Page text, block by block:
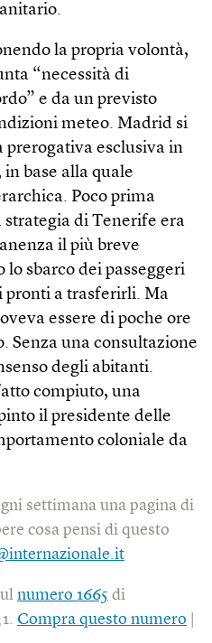
la propria volontà,
“necessità di
e da un previsto
meteo. Madrid si
prerogativa esclusiva in
base alla quale
Poco prima
strategia di Tenerife era
il più breve
sbarco dei passeggeri
pronti a trasferirli. Ma
essere di poche ore
Senza una consultazione
degli abitanti.
compiuto, una
il presidente delle
coloniale da
settimana una pagina di
cosa pensi di questo
numero 1665 di
Compra questo numero